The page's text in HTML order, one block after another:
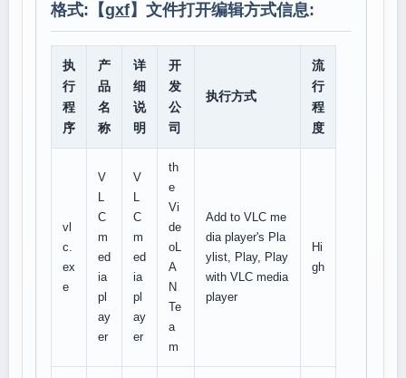
格式:【gxf】文件打开编辑方式信息:
执
行
程
序
产
品
名
称
详
细
说
明
开
发
公
司
执行方式
流
行
程
度
vl
c.
ex
e
V
L
C
m
ed
ia
pl
ay
er
V
L
C
m
ed
ia
pl
ay
er
th
e
Vi
de
oL
A
N
Te
a
m
Add to VLC me
dia player's Pla
ylist, Play, Play
with VLC media
player
Hi
gh